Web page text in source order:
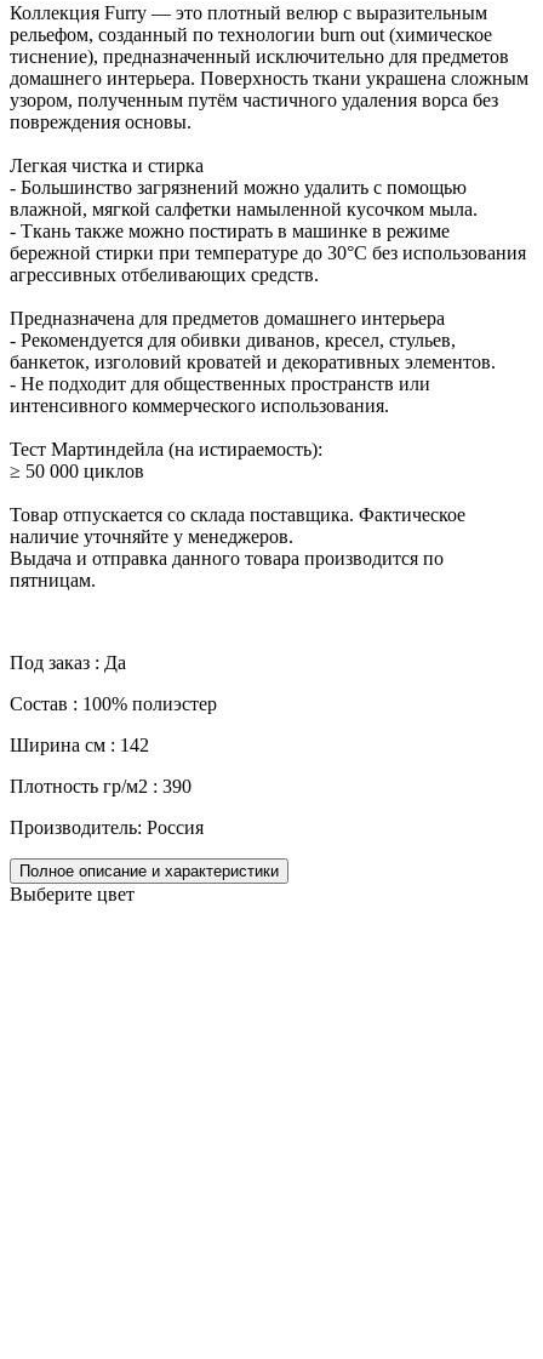
Коллекция Furry — это плотный велюр с выразительным
рельефом, созданный по технологии burn out (химическое
тиснение), предназначенный исключительно для предметов
домашнего интерьера. Поверхность ткани украшена сложным
узором, полученным путём частичного удаления ворса без
повреждения основы.
Легкая чистка и стирка
- Большинство загрязнений можно удалить с помощью
влажной, мягкой салфетки намыленной кусочком мыла.
- Ткань также можно постирать в машинке в режиме
бережной стирки при температуре до 30°C без использования
агрессивных отбеливающих средств.
Предназначена для предметов домашнего интерьера
- Рекомендуется для обивки диванов, кресел, стульев,
банкеток, изголовий кроватей и декоративных элементов.
- Не подходит для общественных пространств или
интенсивного коммерческого использования.
Тест Мартиндейла (на истираемость):
≥ 50 000 циклов
Товар отпускается со склада поставщика. Фактическое
наличие уточняйте у менеджеров.
Выдача и отправка данного товара производится по
пятницам.
Под заказ : Да
Состав : 100% полиэстер
Ширина см : 142
Плотность гр/м2 : 390
Производитель: Россия
Полное описание и характеристики
Выберите цвет